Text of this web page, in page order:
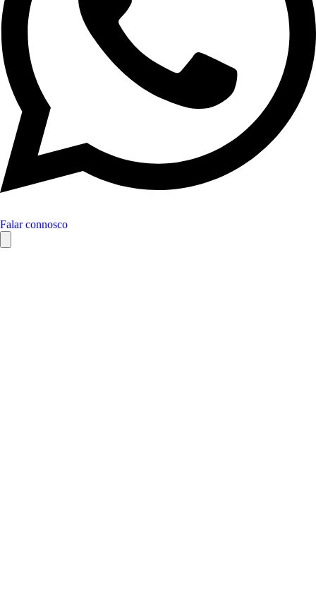
Falar connosco